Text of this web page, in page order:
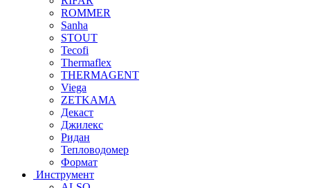
ROMMER
Sanha
STOUT
Tecofi
Thermaflex
THERMAGENT
Viega
ZETKAMA
Декаст
Джилекс
Ридан
Тепловодомер
Формат
Инструмент